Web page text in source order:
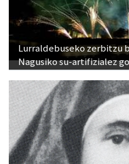
Lurraldebuseko zerbitzu
Nagusiko su-artifizialez